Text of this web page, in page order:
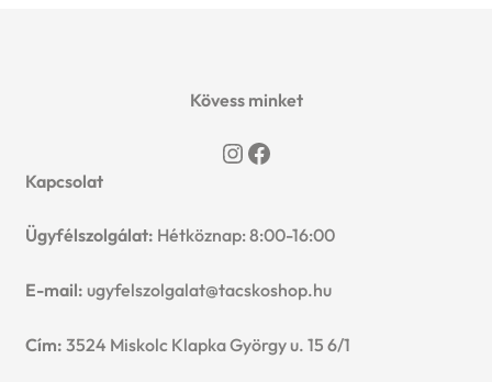
Kövess minket
Instagram
Facebook
Kapcsolat
Ügyfélszolgálat: Hétköznap: 8:00-16:00
E-mail: ugyfelszolgalat@tacskoshop.hu
Cím: 3524 Miskolc Klapka György u. 15 6/1